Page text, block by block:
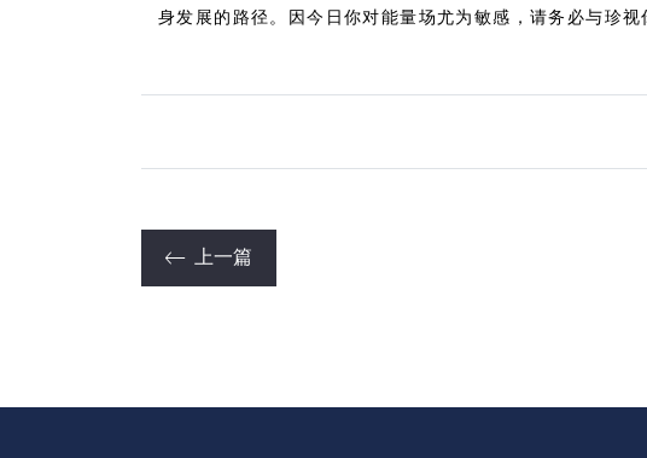
身发展的路径。因今日你对能量场尤为敏感，请务必与珍视
上一篇